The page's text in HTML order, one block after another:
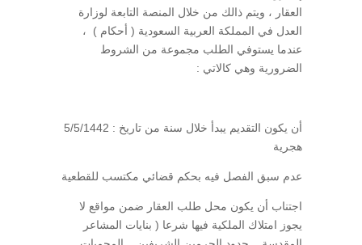
العقار ، ويتم ذالك من خلال المنصة التابعة لوزارة
العدل في المملكة العربية السعودية ( أحكام ) ،
عندما يستوفي الطلب مجموعة من الشروط
الضرورية وهي كالاتي :
أن يكون التقديم يبدأ خلال سنة من تاريخ : 5/5/1442
هجرية
عدم سبق الفصل فيه بحكم قضائي مكتسب للقطعية
اجتناب أن يكون محل طلب العقار ضمن مواقع لا
يجوز امتلاك الملكية فيها شرعا ( بنايات المشاعر